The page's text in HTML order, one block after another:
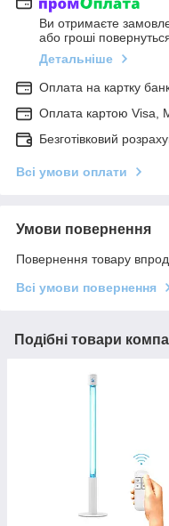
Ви отримаєте
або гроші
Детальніше
Оплата на картку
Оплата картою Visa,
Безготівковий
Всі умови оплати
Умови повернення
Повернення товару
Всі умови повернення
Подібні товари